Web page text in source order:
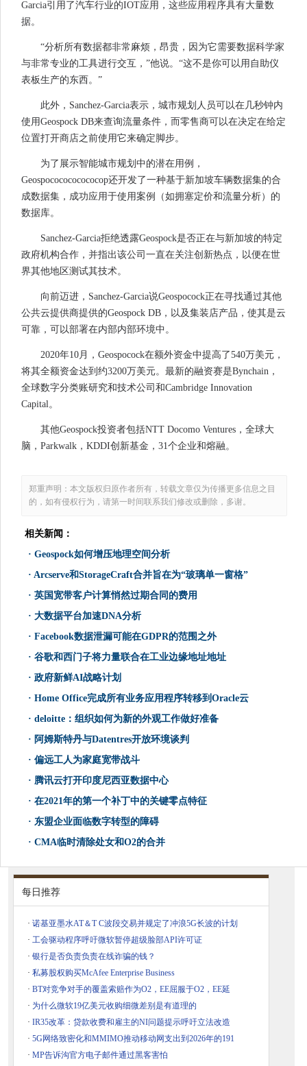
Garcia引用了汽车行业的IOT应用，这些应用程序具有大量数
据。
“分析所有数据都非常麻烦，昂贵，因为它需要数据科学家
与非常专业的工具进行交互，”他说。“这不是你可以用自助仪
表板生产的东西。”
此外，Sanchez-Garcia表示，城市规划人员可以在几秒钟内
使用Geospock DB来查询流量条件，而零售商可以在决定在给定
位置打开商店之前使用它来确定脚步。
为了展示智能城市规划中的潜在用例，
Geospococococococop还开发了一种基于新加坡车辆数据集的合
成数据集，成功应用于使用案例（如拥塞定价和流量分析）的
数据库。
Sanchez-Garcia拒绝透露Geospock是否正在与新加坡的特定
政府机构合作，并指出该公司一直在关注创新热点，以便在世
界其他地区测试其技术。
向前迈进，Sanchez-Garcia说Geospocock正在寻找通过其他
公共云提供商提供的Geospock DB，以及集装店产品，使其是云
可靠，可以部署在内部内部环境中。
2020年10月，Geospocock在额外资金中提高了540万美元，
将其全额资金达到约3200万美元。最新的融资赛是Bynchain，
全球数字分类账研究和技术公司和Cambridge Innovation
Capital。
其他Geospock投资者包括NTT Docomo Ventures，全球大
脑，Parkwalk，KDDI创新基金，31个企业和熔融。
郑重声明：本文版权归原作者所有，转载文章仅为传播更多信息之目
的，如有侵权行为，请第一时间联系我们修改或删除，多谢。
相关新闻：
· Geospock如何增压地理空间分析
· Arcserve和StorageCraft合并旨在为“玻璃单一窗格”
· 英国宽带客户计算悄然过期合同的费用
· 大数据平台加速DNA分析
· Facebook数据泄漏可能在GDPR的范围之外
· 谷歌和西门子将力量联合在工业边缘地址地址
· 政府新鲜AI战略计划
· Home Office完成所有业务应用程序转移到Oracle云
· deloitte：组织如何为新的外观工作做好准备
· 阿姆斯特丹与Datentres开放环境谈判
· 偏远工人为家庭宽带战斗
· 腾讯云打开印度尼西亚数据中心
· 在2021年的第一个补丁中的关键零点特征
· 东盟企业面临数字转型的障碍
· CMA临时清除处女和O2的合并
每日推荐
· 诺基亚墨水AT＆T C波段交易并规定了冲浪5G长波的计划
· 工会驱动程序呼吁微软暂停超级脸部API许可证
· 银行是否负责负责在线诈骗的钱？
· 私募股权购买McAfee Enterprise Business
· BT对竞争对手的覆盖索赔作为O2，EE屈服于O2，EE延
· 为什么微软19亿美元收购细微差别是有道理的
· IR35改革：贷款收费和雇主的NI问题提示呼吁立法改造
· 5G网络致密化和MMIMO推动移动网支出到2026年的191
· MP告诉沟官方电子邮件通过黑客害怕